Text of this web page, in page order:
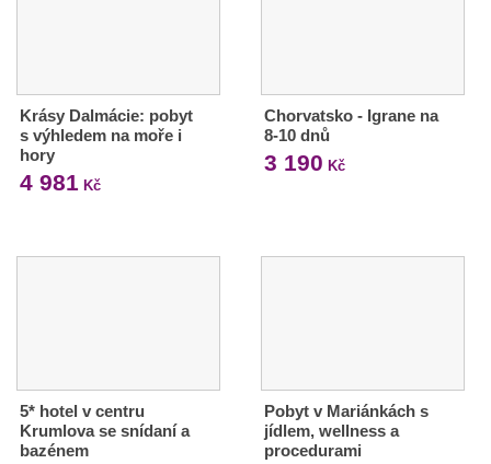
Krásy Dalmácie: pobyt
s výhledem na moře i
hory
4 981 Kč
Chorvatsko - Igrane na
8-10 dnů
3 190 Kč
5* hotel v centru
Krumlova se snídaní a
bazénem
Pobyt v Mariánkách s
jídlem, wellness a
procedurami